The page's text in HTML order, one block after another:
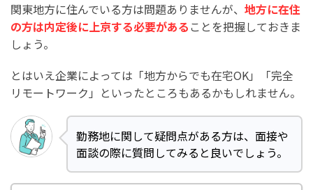
関東地方に住んでいる方は問題ありませんが、 地方に在住
の方は内定後に上京する必要がある ことを把握しておきま
しょう。
とはいえ企業によっては「地方からでも在宅OK」「完全
リモートワーク」といったところもあるかもしれません。
勤務地に関して疑問点がある方は、面接や
面談の際に質問してみると良いでしょう。